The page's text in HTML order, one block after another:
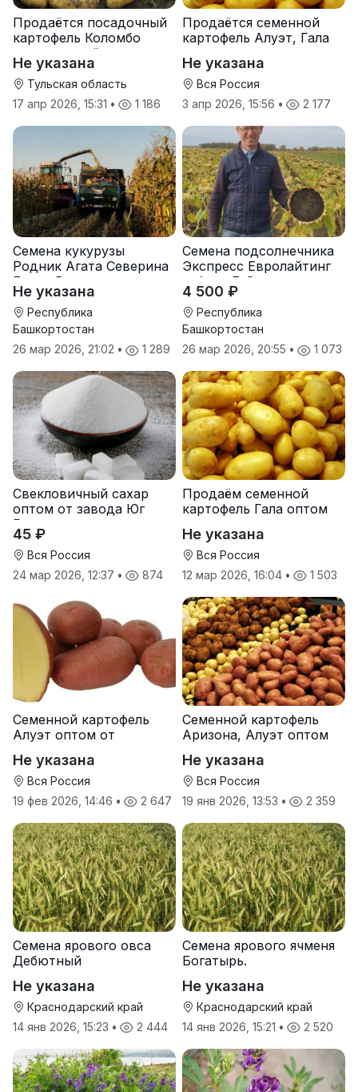
Продаётся посадочный
картофель Коломбо
оптом от трёх тонн
Не указана
Тульская область
17 апр 2026, 15:31 • 1 186
Продаётся семенной
картофель Алуэт, Гала
Не указана
Вся Россия
3 апр 2026, 15:56 • 2 177
Семена кукурузы
Родник Агата Северина
Берта Вилора
Прохладненский Дарина
Росс Машук Катерина
Не указана
Республика
Башкортостан
26 мар 2026, 21:02 • 1 289
Семена подсолнечника
Экспресс Евролайтинг
гибрид F-G+
4 500 ₽
Республика
Башкортостан
26 мар 2026, 20:55 • 1 073
Свекловичный сахар
оптом от завода Юг
Руси
45 ₽
Вся Россия
24 мар 2026, 12:37 • 874
Продаём семенной
картофель Гала оптом
Не указана
Вся Россия
12 мар 2026, 16:04 • 1 503
Семенной картофель
Алуэт оптом от
Не указана
Вся Россия
19 фев 2026, 14:46 • 2 647
Семенной картофель
Аризона, Алуэт оптом
Не указана
Вся Россия
19 янв 2026, 13:53 • 2 359
Семена ярового овса
Дебютный
Не указана
Краснодарский край
14 янв 2026, 15:23 • 2 444
Семена ярового ячменя
Богатырь.
Не указана
Краснодарский край
14 янв 2026, 15:21 • 2 520